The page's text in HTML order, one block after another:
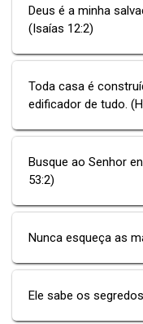
Deus é a minha
(Isaías 12:2)
Toda casa é
edificador de tudo.
Busque ao Senhor
53:2)
Nunca esqueça as
Ele sabe os